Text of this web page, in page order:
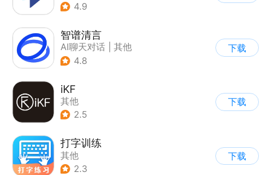
4.9
智谱清言
AI聊天对话
其他
4.8
下载
iKF
其他
2.5
下载
打字训练
其他
2.3
下载